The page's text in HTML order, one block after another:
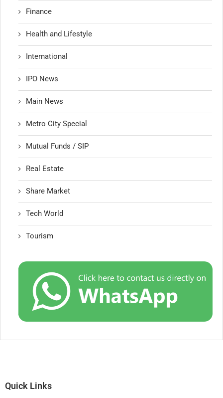
Finance
Health and Lifestyle
International
IPO News
Main News
Metro City Special
Mutual Funds / SIP
Real Estate
Share Market
Tech World
Tourism
Quick Links